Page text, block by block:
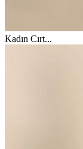
Kadın Cırt...